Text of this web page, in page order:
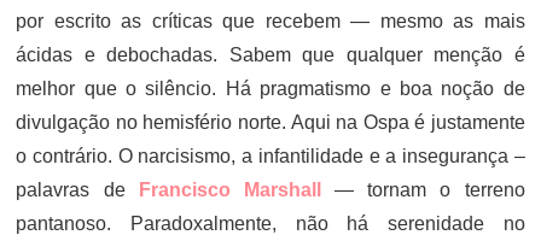
por escrito as críticas que recebem — mesmo as mais
ácidas e debochadas. Sabem que qualquer menção é
melhor que o silêncio. Há pragmatismo e boa noção de
divulgação no hemisfério norte. Aqui na Ospa é justamente
o contrário. O narcisismo, a infantilidade e a insegurança –
palavras de
Francisco Marshall
— tornam o terreno
pantanoso. Paradoxalmente, não há serenidade no